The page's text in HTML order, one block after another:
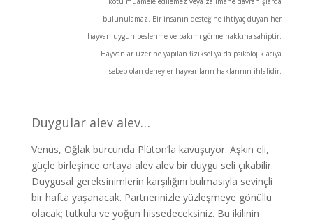
bulunulamaz. Bir insanın desteğine ihtiyaç duyan her
hayvan uygun beslenme ve bakımı görme hakkına sahiptir.
Hayvanlar üzerine yapılan fiziksel ya da psikolojik acıya
sebep olan deneyler hayvanların haklarının ihlalidir.
Duygular alev alev…
Venüs, Oğlak burcunda Plüton’la kavuşuyor. Aşkın eli,
güçle birleşince ortaya alev alev bir duygu seli çıkabilir.
Duygusal gereksinimlerin karşılığını bulmasıyla sevinçli
bir hafta yaşanacak. Partnerinizle yüzleşmeye gönüllü
olacak; tutkulu ve yoğun hissedeceksiniz. Bu ikilinin